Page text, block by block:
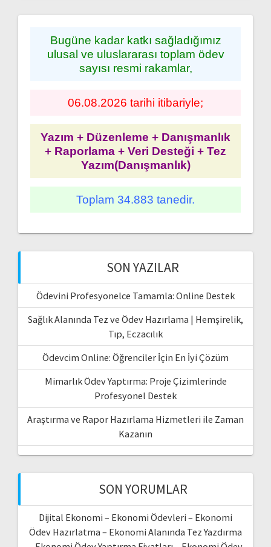
Bugüne kadar katkı sağladığımız
ulusal ve uluslararası toplam ödev
sayısı resmi rakamlar,
06.08.2026 tarihi itibariyle;
Yazım + Düzenleme + Danışmanlık
+ Raporlama + Veri Desteği + Tez
Yazım(Danışmanlık)
Toplam 34.883 tanedir.
SON YAZILAR
Ödevini Profesyonelce Tamamla: Online Destek
Sağlık Alanında Tez ve Ödev Hazırlama | Hemşirelik,
Tıp, Eczacılık
Ödevcim Online: Öğrenciler İçin En İyi Çözüm
Mimarlık Ödev Yaptırma: Proje Çizimlerinde
Profesyonel Destek
Araştırma ve Rapor Hazırlama Hizmetleri ile Zaman
Kazanın
SON YORUMLAR
Dijital Ekonomi – Ekonomi Ödevleri – Ekonomi
Ödev Hazırlatma – Ekonomi Alanında Tez Yazdırma